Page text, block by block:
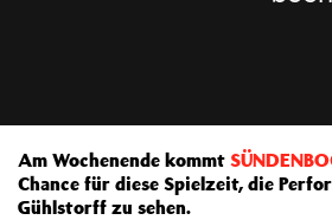
Am Wochenende kommt
Chance für diese Spielzeit, die
Gühlstorff zu sehen.